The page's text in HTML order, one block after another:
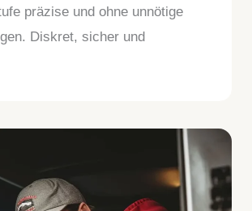
präzise und ohne unnötige
Diskret, sicher und